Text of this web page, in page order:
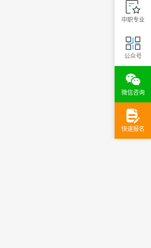
中职专业
公众号
微信咨询
快速报名